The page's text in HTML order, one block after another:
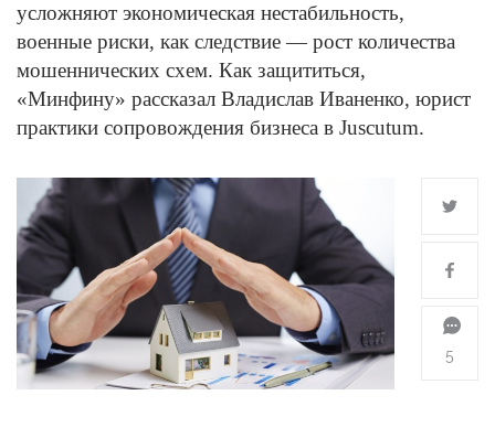
усложняют экономическая нестабильность,
военные риски, как следствие — рост количества
мошеннических схем. Как защититься,
«Минфину» рассказал Владислав Иваненко, юрист
практики сопровождения бизнеса в Juscutum.
5